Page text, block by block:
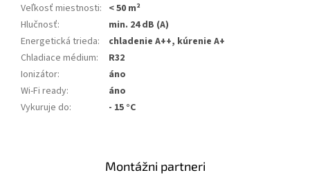
Veľkosť miestnosti: < 50 m²
Hlučnosť:
min. 24 dB (A)
Energetická trieda:
chladenie A++, kúrenie A+
Chladiace médium:
R32
Ionizátor:
áno
Wi-Fi ready:
áno
Vykuruje do: - 15 °C
Montážni partneri